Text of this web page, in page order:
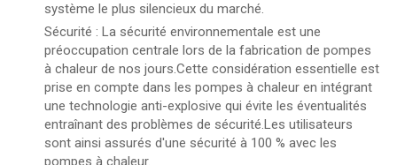
système le plus silencieux du marché.
Sécurité : La sécurité environnementale est une
préoccupation centrale lors de la fabrication de pompes
à chaleur de nos jours.Cette considération essentielle est
prise en compte dans les pompes à chaleur en intégrant
une technologie anti-explosive qui évite les éventualités
entraînant des problèmes de sécurité.Les utilisateurs
sont ainsi assurés d'une sécurité à 100 % avec les
pompes à chaleur.